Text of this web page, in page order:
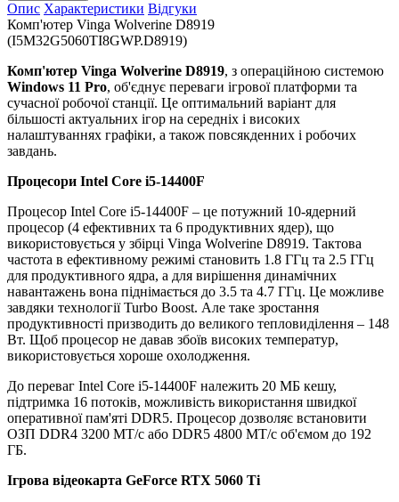
Опис Характеристики Відгуки
Комп'ютер Vinga Wolverine D8919
(I5M32G5060TI8GWP.D8919)
Комп'ютер Vinga Wolverine D8919, з операційною системою
Windows 11 Pro, об'єднує переваги ігрової платформи та
сучасної робочої станції. Це оптимальний варіант для
більшості актуальних ігор на середніх і високих
налаштуваннях графіки, а також повсякденних і робочих
завдань.
Процесори Intel Core i5-14400F
Процесор Intel Core i5-14400F – це потужний 10-ядерний
процесор (4 ефективних та 6 продуктивних ядер), що
використовується у збірці Vinga Wolverine D8919. Тактова
частота в ефективному режимі становить 1.8 ГГц та 2.5 ГГц
для продуктивного ядра, а для вирішення динамічних
навантажень вона піднімається до 3.5 та 4.7 ГГц. Це можливе
завдяки технології Turbo Boost. Але таке зростання
продуктивності призводить до великого тепловиділення – 148
Вт. Щоб процесор не давав збоїв високих температур,
використовується хороше охолодження.
До переваг Intel Core i5-14400F належить 20 МБ кешу,
підтримка 16 потоків, можливість використання швидкої
оперативної пам'яті DDR5. Процесор дозволяє встановити
ОЗП DDR4 3200 МТ/с або DDR5 4800 МТ/с об'ємом до 192
ГБ.
Ігрова відеокарта GeForce RTX 5060 Ti